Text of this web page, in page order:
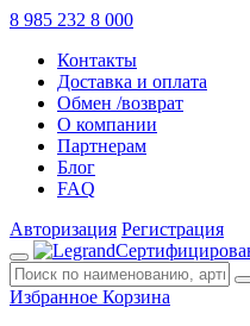
8 985 232 8 000
Контакты
Доставка и оплата
Обмен /возврат
О компании
Партнерам
Блог
FAQ
Авторизация Регистрация
Избранное Корзина